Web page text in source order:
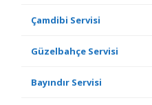
Çamdibi Servisi
Güzelbahçe Servisi
Bayındır Servisi